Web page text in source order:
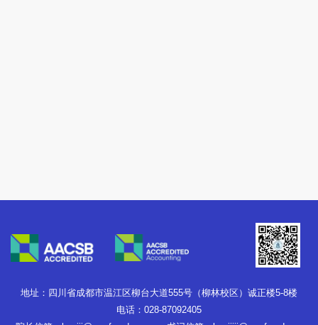
地址：四川省成都市温江区柳台大道555号（柳林校区）诚正楼5-8楼
电话：028-87092405